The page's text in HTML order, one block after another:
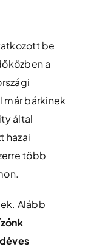
be
a
bárkinek
által
hazai
több
Alább